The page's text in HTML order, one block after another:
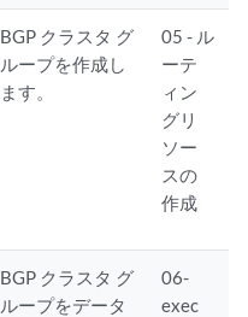
BGP クラスタ グ
ループを作成し
ます。
05 - ル
ーテ
ィン
グリ
ソー
スの
作成
BGP クラスタ グ
ループをデータ
06-
exec